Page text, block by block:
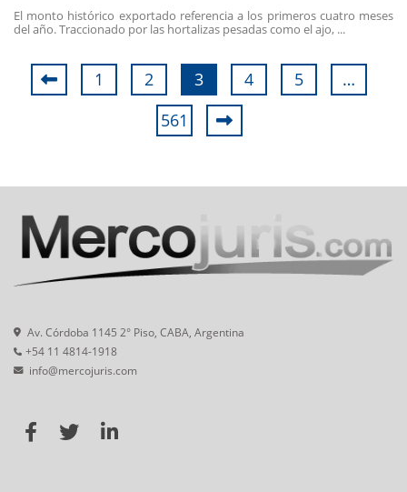
El monto histórico exportado referencia a los primeros cuatro meses
del año. Traccionado por las hortalizas pesadas como el ajo, ...
1 2 3 4 5
…
561
Av. Córdoba 1145 2° Piso, CABA, Argentina
+54 11 4814-1918
info@mercojuris.com